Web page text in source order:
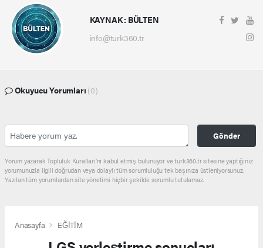
KAYNAK : BÜLTEN
info@turk360.tr
Okuyucu Yorumları (0)
Gönder
Yorum yazarak Topluluk Kuralları’nı kabul etmiş bulunuyor ve turk360.tr sitesine yaptığınız
yorumunuzla ilgili doğrudan veya dolaylı tüm sorumluluğu tek başınıza üstleniyorsunuz.
Yazılan tüm yorumlardan site yönetimi hiçbir şekilde sorumlu tutulamaz.
Anasayfa EĞİTİM